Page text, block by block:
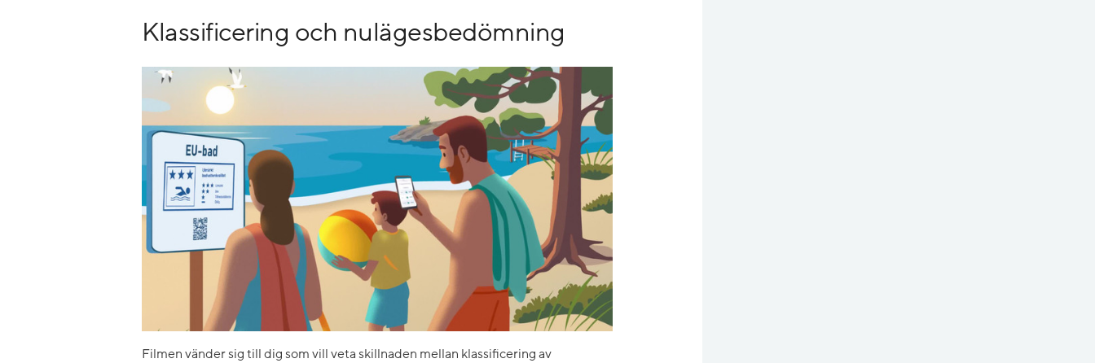
Klassificering och nulägesbedömning
Filmen vänder sig till dig som vill veta skillnaden mellan klassificering av